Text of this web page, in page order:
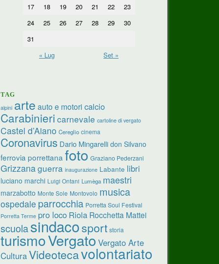
17
18 19 20 21 22
23
24
25 26 27 28 29
30
31
« Lug
Set »
TAG
alpini arte auto e motori calcio
Carabinieri carnevale cartoline di vergato
Castel d’Aiano Cereglio cinema
Coronavirus Dario Mingarelli don Silvano
ferrovia porrettana foto Graziano Pederzani
Grizzanaguerra inaugurazione Labante libri
luciano marchi Luigi Ontani Lumèga maestri
marzabotto Monte Sole Montovolo musica
ospedale parrocchia Porretta Soul Festival
Porretta Terme pro loco Riola Rocchetta Mattei
scuolasindacosport storia
turismoVergato Vergato Arte
CulturaVideotecavolontariato